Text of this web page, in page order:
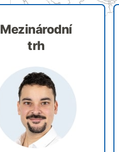
Mezinárodní
trh